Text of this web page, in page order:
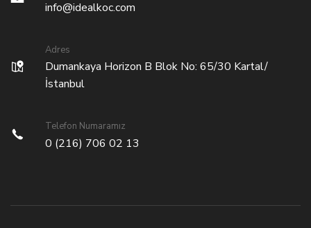
info@idealkoc.com
Adres
Dumankaya Horizon B Blok No: 65/30 Kartal/
İstanbul
Telefon Numaramız
0 (216) 706 02 13